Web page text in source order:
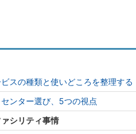
スの種類と使いどころを整理する
ンター選び、5つの視点
シリティ事情